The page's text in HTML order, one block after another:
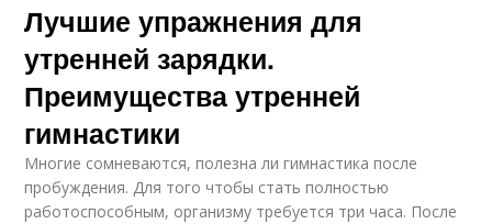
Лучшие упражнения для
утренней зарядки.
Преимущества утренней
гимнастики
Многие сомневаются, полезна ли гимнастика после
пробуждения. Для того чтобы стать полностью
работоспособным, организму требуется три часа. После